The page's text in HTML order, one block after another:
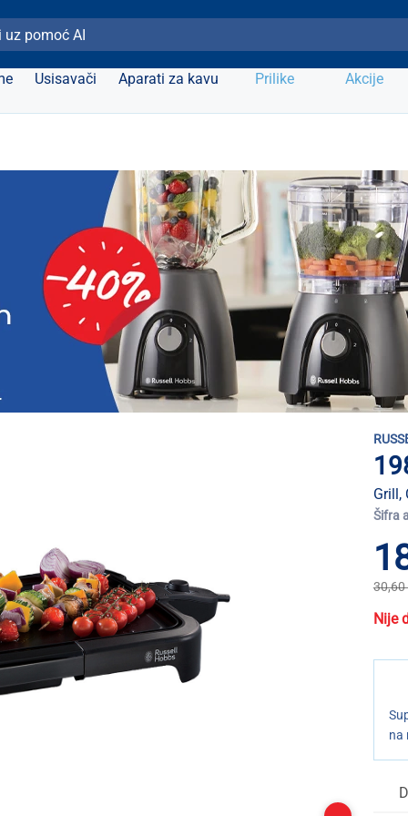
Elipso
Usisavači Aparati za kavu Prilike Akcije
Grill,
Šifra
30,60
Nije
na